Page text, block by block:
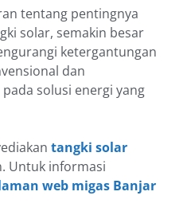
tentang pentingnya
solar, semakin besar
ketergantungan
dan
solusi energi yang
tangki solar
Untuk informasi
web migas Banjar